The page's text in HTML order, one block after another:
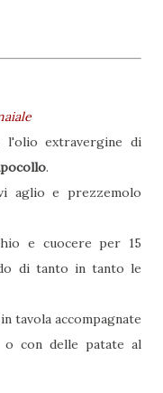
l'olio extravergine di
.
aglio e prezzemolo
e cuocere per 15
di tanto in tanto le
tavola accompagnate
con delle patate al